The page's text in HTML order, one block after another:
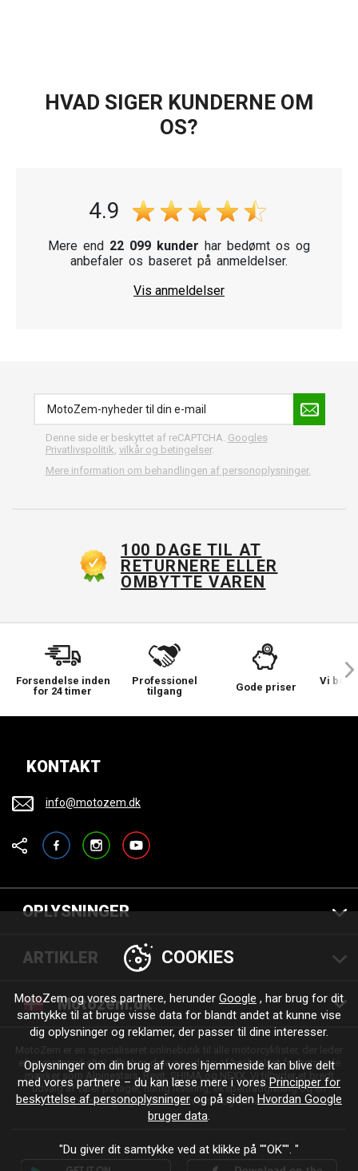
HVAD SIGER KUNDERNE OM
OS?
4.9
Mere end 22 099 kunder har bedømt os og
anbefaler os baseret på anmeldelser.
Vis anmeldelser
Denne side er beskyttet af reCAPTCHA. Googles
Privatlivspolitik, vilkår og betingelser.
Mere information om behandlingen af personoplysninger.
100 DAGE TIL AT
RETURNERE ELLER
OMBYTTE VAREN
Forsendelse inden
for 24 timer
Professionel
tilgang
Gode priser
Vi
KONTAKT
info@motozem.dk
FacebookInstagramYouTube
OPLYSNINGER
ARTIKLER
Motozem.dk
efter motorcykeltøj, tilbehør, dele og udstyr af høj kvalitet fra betroede
mærker som Alpinestars, Revit, SHIMA og NEXX. Vi tilbyder et bredt
udvalg af varer på lager, hurtig levering, ekspertrådgivning og en
personlig tilgang – til enhver tur og enhver stil.
COOKIES
MotoZem og vores partnere, herunder Google , har brug for dit
samtykke til at bruge visse data for blandt andet at kunne vise
dig oplysninger og reklamer, der passer til dine interesser.
Oplysninger om din brug af vores hjemmeside kan blive delt
med vores partnere – du kan læse mere i vores Principper for
beskyttelse af personoplysninger og på siden Hvordan Google
bruger data.
"Du giver dit samtykke ved at klikke på ""OK"". "